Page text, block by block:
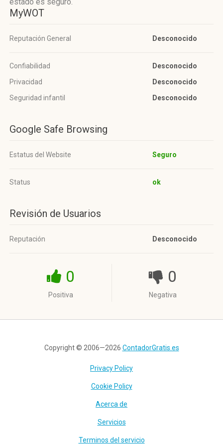
MyWOT
Reputación General Desconocido
Confiabilidad
Desconocido
Privacidad
Desconocido
Seguridad infantil
Desconocido
Google Safe Browsing
Estatus del Website Seguro
Status ok
Revisión de Usuarios
Reputación Desconocido
0
Positiva
0
Negativa
Copyright © 2006—2026 ContadorGratis.es
Privacy Policy
Cookie Policy
Acerca de
Servicios
Terminos del servicio